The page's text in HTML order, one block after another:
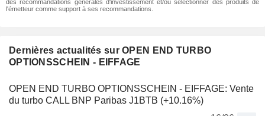
des recommandations générales d'investissement et/ou sélectionner des produits de
l'émetteur comme support à ses recommandations.
Dernières actualités sur OPEN END TURBO
OPTIONSSCHEIN - EIFFAGE
OPEN END TURBO OPTIONSSCHEIN - EIFFAGE: Vente
du turbo CALL BNP Paribas J1BTB (+10.16%)